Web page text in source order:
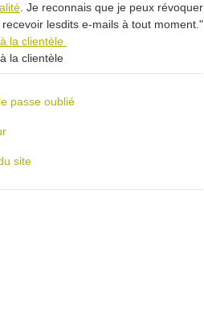
. Je reconnais que je peux révoquer
lesdits e-mails à tout moment."
la clientèle
la clientèle
passe oublié
site